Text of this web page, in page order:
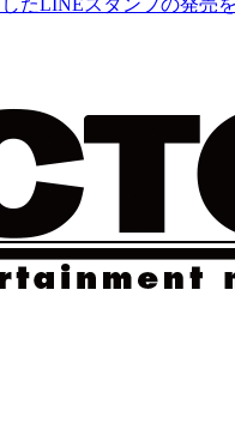
たLINEスタンプの発売